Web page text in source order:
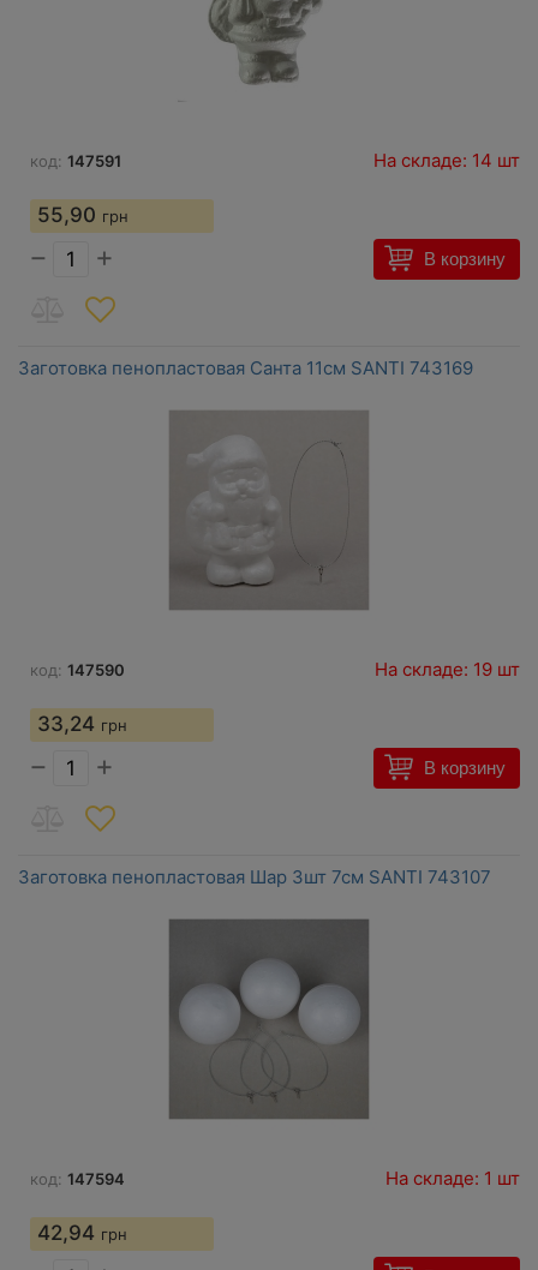
код: 147591 На складе: 14 шт
55,90 грн
− + В корзину
Заготовка пенопластовая Санта 11см SANTI 743169
код: 147590 На складе: 19 шт
33,24 грн
− + В корзину
Заготовка пенопластовая Шар 3шт 7см SANTI 743107
код: 147594 На складе: 1 шт
42,94 грн